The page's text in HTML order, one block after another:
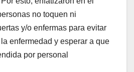
no toquen ni
y/o enfermas para evitar
enfermedad y esperar a que
por personal